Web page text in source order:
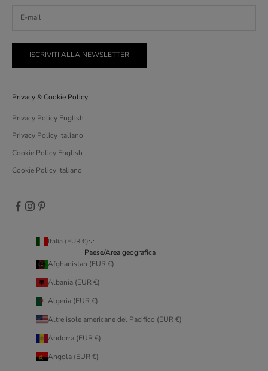
ISCRIVITI ALLA NEWSLETTER
Privacy & Cookie Policy
Privacy Policy English
Privacy Policy Italiano
Cookie Policy English
Cookie Policy Italiano
Italia (EUR €)
Paese/Area geografica
Afghanistan (EUR €)
Albania (EUR €)
Algeria (EUR €)
Altre isole americane del Pacifico (EUR €)
Andorra (EUR €)
Angola (EUR €)